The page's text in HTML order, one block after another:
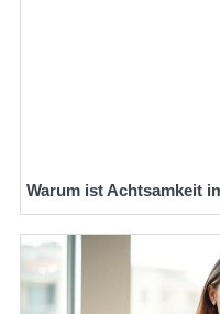
Warum ist Achtsamkeit